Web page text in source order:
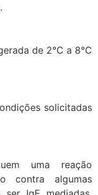
de 2°C a 8°C
solicitadas
uma reação
contra algumas